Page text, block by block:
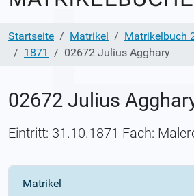
Startseite Matrikel
Matrikelbuch
1871
02672 Julius Agghary
02672 Julius
Eintritt: 31.10.1871 Fach:
Matrikel